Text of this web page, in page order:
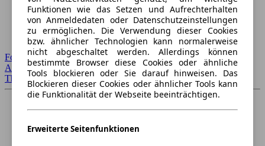
Forum Startseite
Alle Auto-Foren
Themen-Forum
Funktionen wie das Setzen und Aufrechterhalten
von Anmeldedaten oder Datenschutzeinstellungen
zu ermöglichen. Die Verwendung dieser Cookies
bzw. ähnlicher Technologien kann normalerweise
nicht abgeschaltet werden. Allerdings können
bestimmte Browser diese Cookies oder ähnliche
Tools blockieren oder Sie darauf hinweisen. Das
Blockieren dieser Cookies oder ähnlicher Tools kann
die Funktionalität der Webseite beeinträchtigen.
Erweiterte Seitenfunktionen